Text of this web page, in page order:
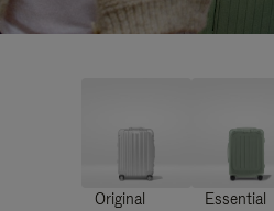
Original
Essential